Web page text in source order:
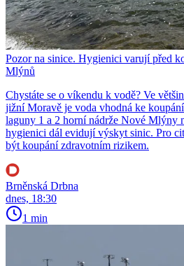
Pozor na sinice. Hygienici varují před
Mlýnů
Chystáte se o víkendu k vodě? Ve
jižní Moravě je voda vhodná ke
laguny 1 a 2 horní nádrže Nové Mlýny
hygienici dál evidují výskyt sinic. Pro
být koupání zdravotním rizikem.
Brněnská Drbna
dnes, 18:30
1 min